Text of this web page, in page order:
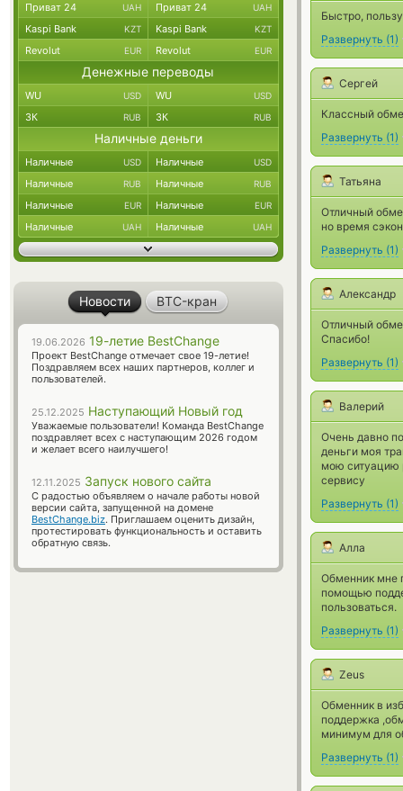
Быстро,
Развернуть (1)
Сергей
Классный
Развернуть (1)
Татьяна
Отличный
но время
Развернуть (1)
Александр
Отличный
Спасибо!
Развернуть (1)
Валерий
Очень давно
деньги моя
мою ситуацию
сервису
Развернуть (1)
Алла
Обменник мне
помощью
пользоваться.
Развернуть (1)
Zeus
Обменник в
поддержка
минимум для
Развернуть (1)
Приват 24 UAH Приват 24 UAH
Kaspi Bank KZT Kaspi Bank KZT
Revolut EUR Revolut EUR
Денежные переводы
WU USD WU USD
ЗК RUB ЗК RUB
Наличные деньги
Наличные USD Наличные USD
Наличные RUB Наличные RUB
Наличные EUR Наличные EUR
Наличные UAH Наличные UAH
Новости BTC-кран
19.06.2026 19-летие BestChange
Проект BestChange отмечает свое 19-летие!
Поздравляем всех наших партнеров, коллег и
пользователей.
25.12.2025 Наступающий Новый год
Уважаемые пользователи! Команда BestChange
поздравляет всех с наступающим 2026 годом
и желает всего наилучшего!
12.11.2025 Запуск нового сайта
С радостью объявляем о начале работы новой
версии сайта, запущенной на домене
BestChange.biz. Приглашаем оценить дизайн,
протестировать функциональность и оставить
обратную связь.